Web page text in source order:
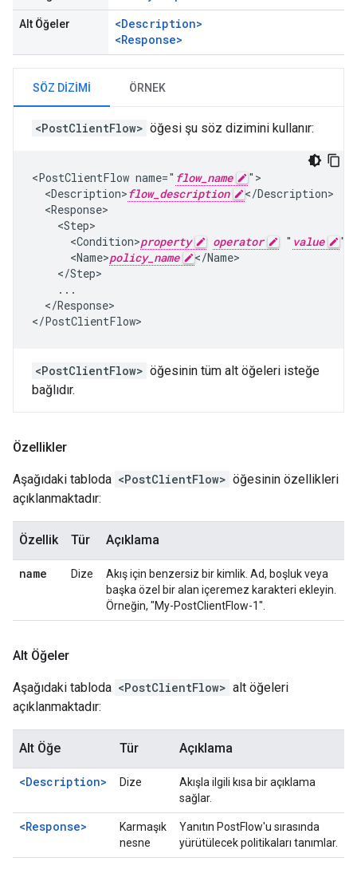
Alt Öğeler
<Description>
<Response>
SÖZ DIZIMI ÖRNEK
<PostClientFlow> öğesi şu söz dizimini kullanır:
<PostClientFlow name=" flow_name
">
  <Description>
flow_description
</Description>
  <Response>
    <Step>
      <Condition>
property operator " value
      <Name>
policy_name
</Name>
    </Step>
    ...
  </Response>
</PostClientFlow>
<PostClientFlow> öğesinin tüm alt öğeleri isteğe
bağlıdır.
Özellikler
Aşağıdaki tabloda <PostClientFlow> öğesinin özellikleri
açıklanmaktadır:
Özellik Tür Açıklama
name Dize
Akış için benzersiz bir kimlik. Ad, boşluk veya
başka özel bir alan içeremez karakteri ekleyin.
Örneğin, "My-PostClientFlow-1".
Alt Öğeler
Aşağıdaki tabloda <PostClientFlow> alt öğeleri
açıklanmaktadır:
Alt Öğe Tür Açıklama
<Description> Dize
Akışla ilgili kısa bir açıklama
sağlar.
<Response>
Karmaşık
nesne
Yanıtın PostFlow'u sırasında
yürütülecek politikaları tanımlar.